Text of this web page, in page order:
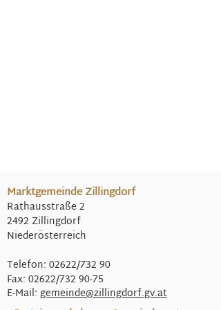
Marktgemeinde Zillingdorf
Rathausstraße 2
2492 Zillingdorf
Niederösterreich
Telefon: 02622/732 90
Fax: 02622/732 90-75
E-Mail: gemeinde@zillingdorf.gv.at